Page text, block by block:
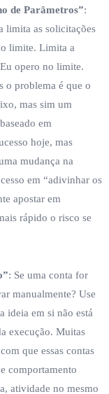
de Parâmetros”:
limita as solicitações
limite. Limita a
opero no limite.
o problema é que o
mas sim um
em
hoje, mas
mudança na
em “adivinhar os
apostar em
rápido o risco se
: Se uma conta for
manualmente? Use
ideia em si não está
execução. Muitas
que essas contas
comportamento
atividade no mesmo